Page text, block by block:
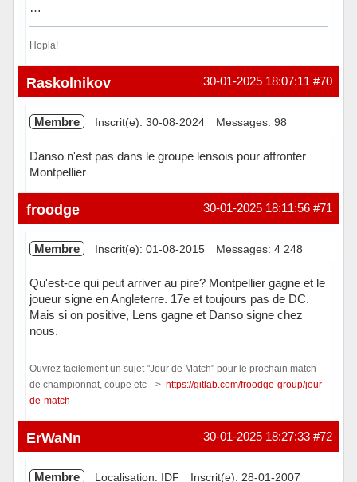
…
Hopla!
Hors ligne #70
30-01-2025 18:07:11
Raskolnikov
Membre Inscrit(e): 30-08-2024 Messages: 98
Danso n'est pas dans le groupe lensois pour affronter
Montpellier
Hors ligne #71
30-01-2025 18:11:56
froodge
Membre Inscrit(e): 01-08-2015 Messages: 4 248
Qu'est-ce qui peut arriver au pire? Montpellier gagne et le
joueur signe en Angleterre. 17e et toujours pas de DC.
Mais si on positive, Lens gagne et Danso signe chez
nous.
Ouvrez facilement un sujet "Jour de Match" pour le prochain match
de championnat, coupe etc --> https://gitlab.com/froodge-group/jour-
de-match
Hors ligne #72
30-01-2025 18:27:33
ErWaNn
Membre Localisation: IDF
Inscrit(e): 28-01-2007